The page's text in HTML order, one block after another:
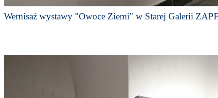
Wernisaż wystawy "Owoce Ziemi" w Starej Galerii